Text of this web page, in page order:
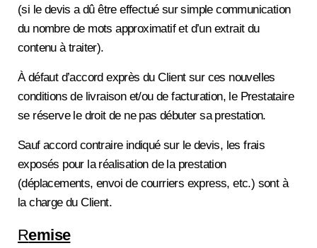
(si le devis a dû être effectué sur simple communication
du nombre de mots approximatif et d’un extrait du
contenu à traiter).
À défaut d’accord exprès du Client sur ces nouvelles
conditions de livraison et/ou de facturation, le Prestataire
se réserve le droit de ne pas débuter sa prestation.
Sauf accord contraire indiqué sur le devis, les frais
exposés pour la réalisation de la prestation
(déplacements, envoi de courriers express, etc.) sont à
la charge du Client.
Remise